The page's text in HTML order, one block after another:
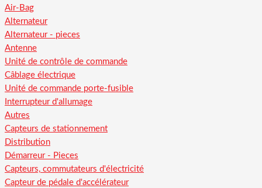
Air-Bag
Alternateur
Alternateur - pieces
Antenne
Unité de contrôle de commande
Câblage électrique
Unité de commande porte-fusible
Interrupteur d'allumage
Autres
Capteurs de stationnement
Distribution
Démarreur - Pieces
Capteurs, commutateurs d'électricité
Capteur de pédale d'accélérateur